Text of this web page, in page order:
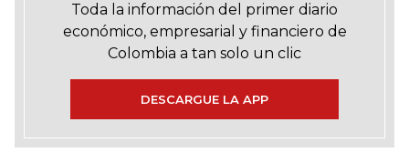
Toda la información del primer diario
económico, empresarial y financiero de
Colombia a tan solo un clic
DESCARGUE LA APP